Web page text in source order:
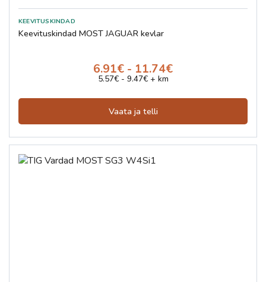
Keevituskindad MOST JAGUAR kevlar
6.91€ - 11.74€
5.57€ - 9.47€ + km
Vaata ja telli